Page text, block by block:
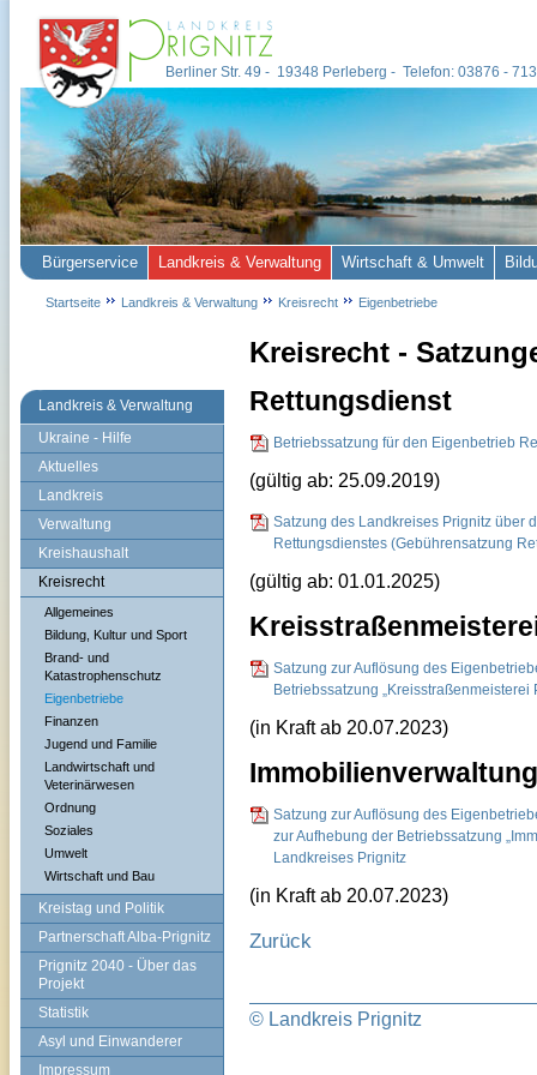
Landkreis & Verwaltung
Ukraine - Hilfe
Aktuelles
Landkreis
Verwaltung
Kreishaushalt
Kreisrecht
Allgemeines
Bildung, Kultur und Sport
Brand- und
Katastrophenschutz
Eigenbetriebe
Finanzen
Jugend und Familie
Landwirtschaft und
Veterinärwesen
Ordnung
Soziales
Umwelt
Wirtschaft und Bau
Kreistag und Politik
Partnerschaft Alba-Prignitz
Prignitz 2040 - Über das
Projekt
Statistik
Asyl und Einwanderer
Impressum
Kreisrecht -
Rettungsdienst
Betriebssatzung für den Eigenbetrieb
(gültig ab: 25.09.2019)
Satzung des Landkreises Prignitz über
Rettungsdienstes (Gebührensatzung
(gültig ab: 01.01.2025)
Satzung zur Auflösung des
Betriebssatzung
(in Kraft ab 20.07.2023)
Satzung zur Auflösung des
zur Aufhebung der Betriebssatzung
Landkreises Prignitz
(in Kraft ab 20.07.2023)
Zurück
© Landkreis Prignitz
Berliner Str. 49 - 19348 Perleberg - Telefon: 03876 -
Bürgerservice Landkreis & Verwaltung Wirtschaft & Umwelt
Startseite Landkreis & Verwaltung Kreisrecht Eigenbetriebe